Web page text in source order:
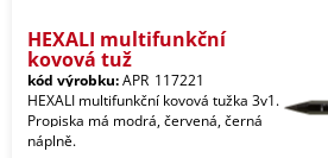
HEXALI multifunkční
kovová tuž
kód výrobku:APR_117221
HEXALI multifunkční kovová tužka 3v1.
Propiska má modrá, červená, černá
náplně.